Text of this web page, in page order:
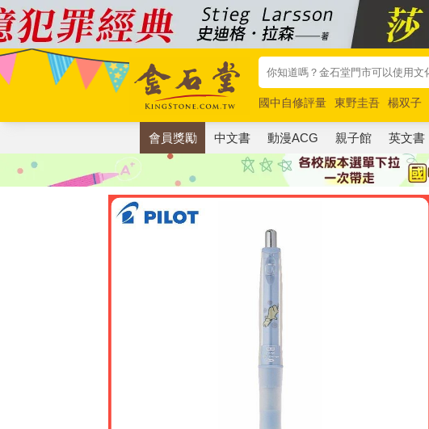
國中自修評量 東野圭吾 楊双子
唯紅花綻放
奧德賽 路邊攤新作
會員獎勵 中文書 動漫ACG 親子館 英文書